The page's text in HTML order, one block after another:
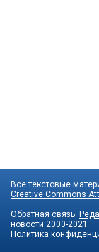
Все текстовые
Creative Commons
Обратная связь:
новости 2000-2021
Политика